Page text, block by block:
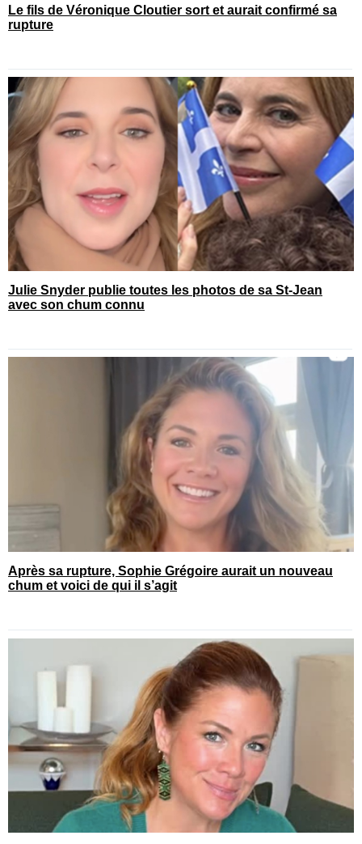
Le fils de Véronique Cloutier sort et aurait confirmé sa
rupture
Julie Snyder publie toutes les photos de sa St-Jean
avec son chum connu
Après sa rupture, Sophie Grégoire aurait un nouveau
chum et voici de qui il s’agit